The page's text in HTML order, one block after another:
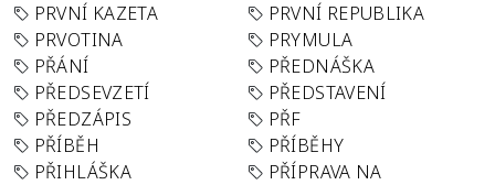
PRVNÍ KAZETA
PRVNÍ REPUBLIKA
PRVOTINA
PRYMULA
PŘÁNÍ
PŘEDNÁŠKA
PŘEDSEVZETÍ
PŘEDSTAVENÍ
PŘEDZÁPIS
PŘF
PŘÍBĚH
PŘÍBĚHY
PŘIHLÁŠKA
PŘÍPRAVA NA